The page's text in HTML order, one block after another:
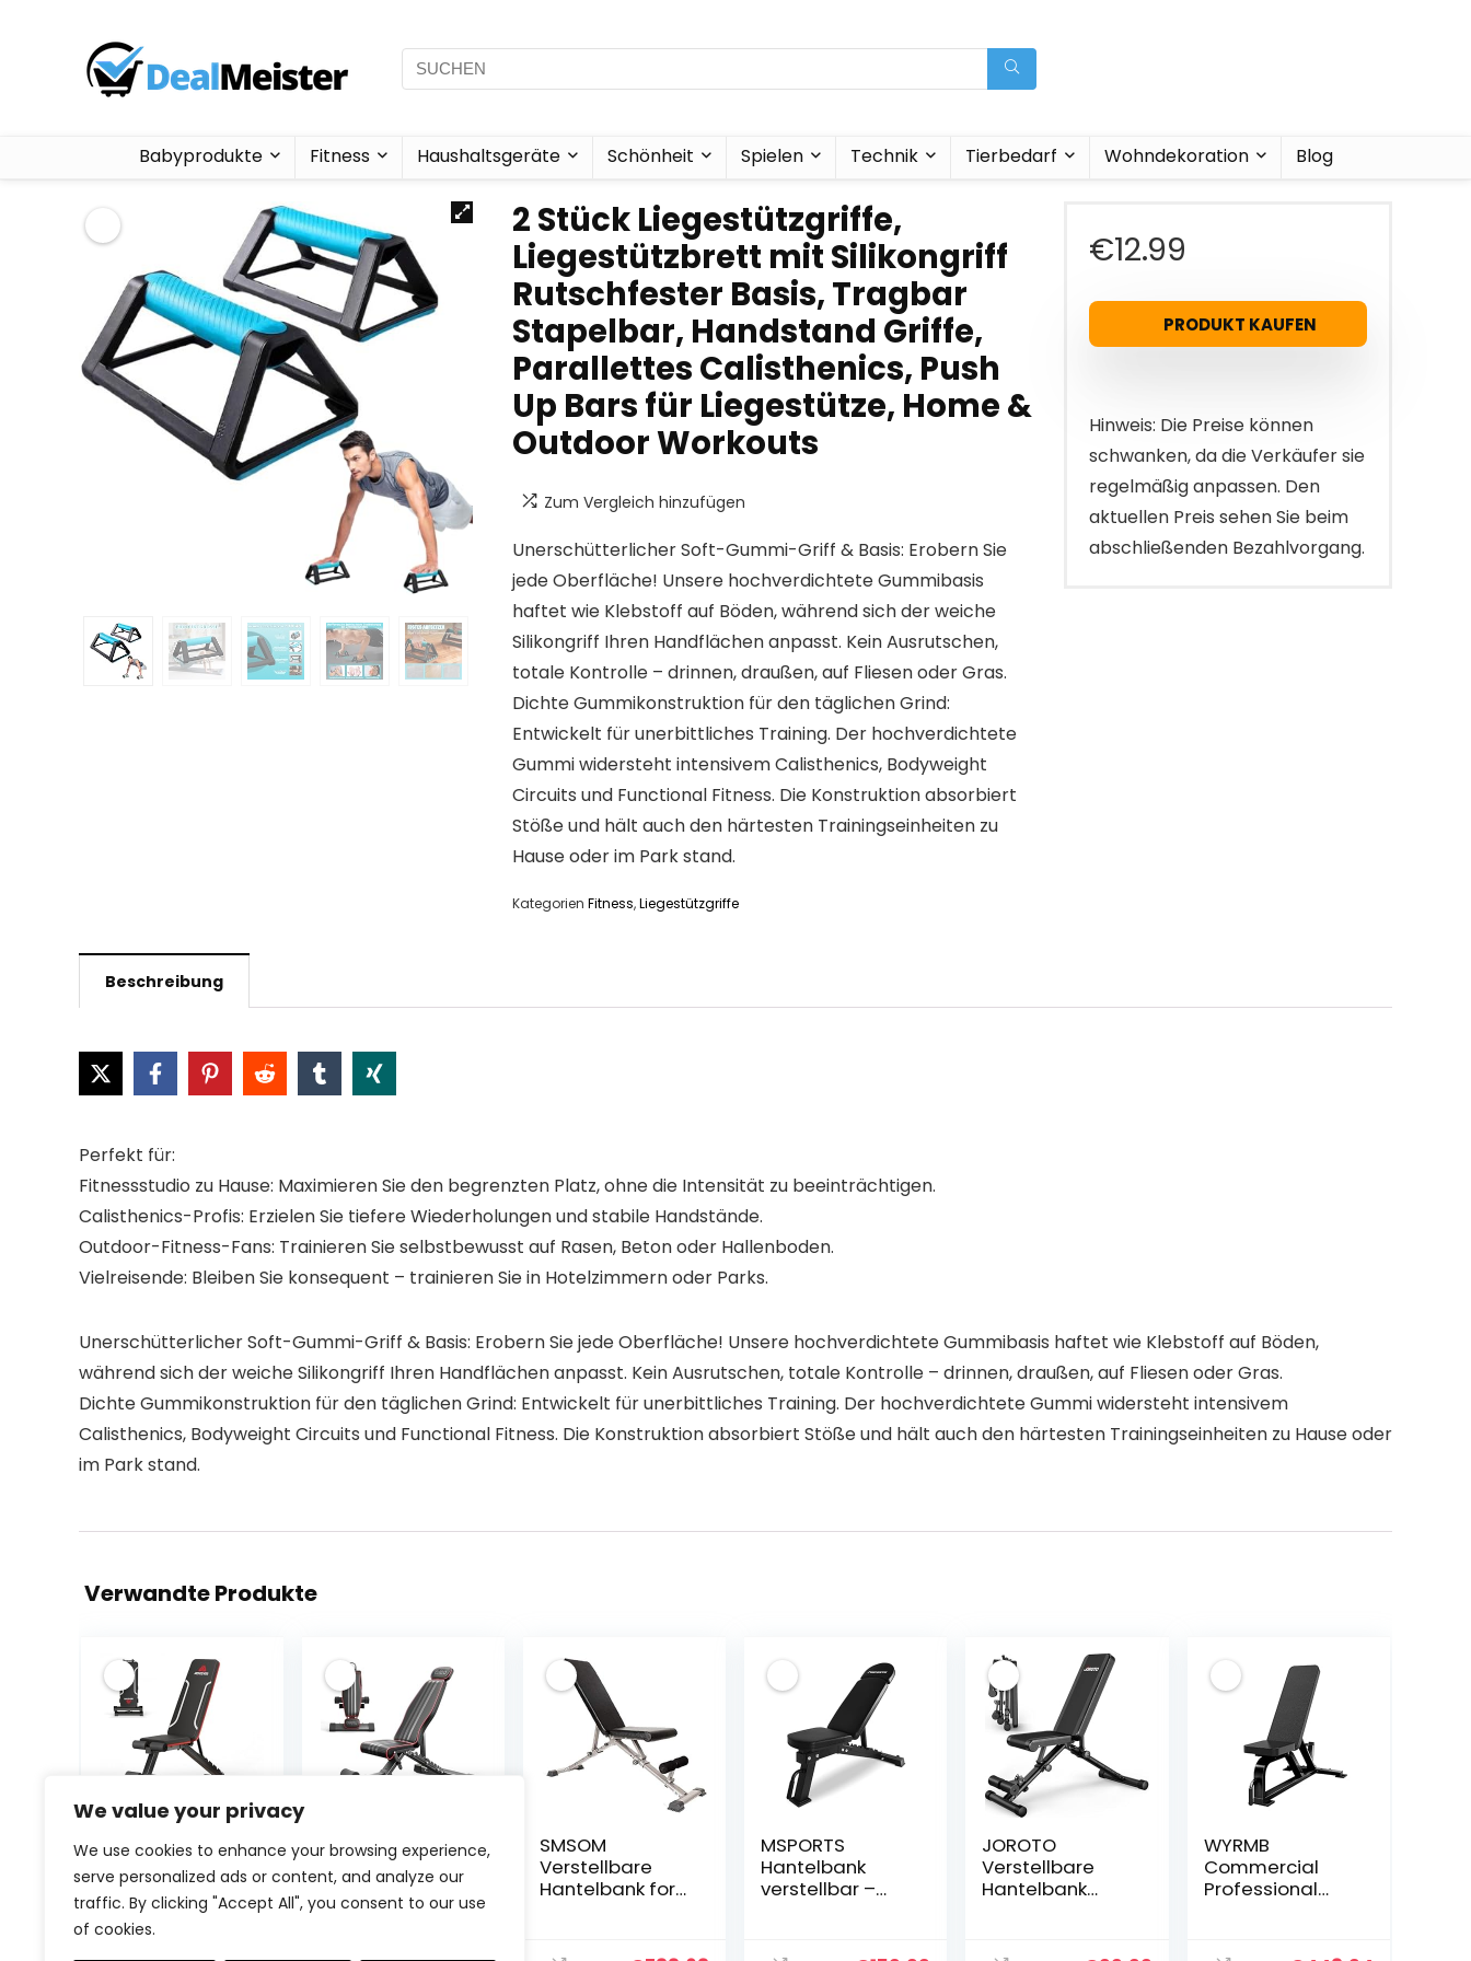
We value your privacy
We use cookies to enhance your browsing experience,
serve personalized ads or content, and analyze our
traffic. By clicking "Accept All", you consent to our use
of cookies.
Babyprodukte Fitness Haushaltsgeräte Schönheit Spielen Technik Tierbedarf Wohndekoration Blog
2 Stück Liegestützgriffe,
Liegestützbrett mit Silikongriff
Rutschfester Basis, Tragbar
Stapelbar, Handstand Griffe,
Parallettes Calisthenics, Push
Up Bars für Liegestütze, Home &
Outdoor Workouts
Zum Vergleich hinzufügen
Unerschütterlicher Soft-Gummi-Griff & Basis: Erobern Sie
jede Oberfläche! Unsere hochverdichtete Gummibasis
haftet wie Klebstoff auf Böden, während sich der weiche
Silikongriff Ihren Handflächen anpasst. Kein Ausrutschen,
totale Kontrolle – drinnen, draußen, auf Fliesen oder Gras.
Dichte Gummikonstruktion für den täglichen Grind:
Entwickelt für unerbittliches Training. Der hochverdichtete
Gummi widersteht intensivem Calisthenics, Bodyweight
Circuits und Functional Fitness. Die Konstruktion absorbiert
Stöße und hält auch den härtesten Trainingseinheiten zu
Hause oder im Park stand.
Kategorien Fitness,Liegestützgriffe
€12.99
PRODUKT KAUFEN
Hinweis: Die Preise können
schwanken, da die Verkäufer sie
regelmäßig anpassen. Den
aktuellen Preis sehen Sie beim
abschließenden Bezahlvorgang.
Beschreibung
Perfekt für:
Fitnessstudio zu Hause: Maximieren Sie den begrenzten Platz, ohne die Intensität zu beeinträchtigen.
Calisthenics-Profis: Erzielen Sie tiefere Wiederholungen und stabile Handstände.
Outdoor-Fitness-Fans: Trainieren Sie selbstbewusst auf Rasen, Beton oder Hallenboden.
Vielreisende: Bleiben Sie konsequent – trainieren Sie in Hotelzimmern oder Parks.
Unerschütterlicher Soft-Gummi-Griff & Basis: Erobern Sie jede Oberfläche! Unsere hochverdichtete Gummibasis haftet wie Klebstoff auf Böden,
während sich der weiche Silikongriff Ihren Handflächen anpasst. Kein Ausrutschen, totale Kontrolle – drinnen, draußen, auf Fliesen oder Gras.
Dichte Gummikonstruktion für den täglichen Grind: Entwickelt für unerbittliches Training. Der hochverdichtete Gummi widersteht intensivem
Calisthenics, Bodyweight Circuits und Functional Fitness. Die Konstruktion absorbiert Stöße und hält auch den härtesten Trainingseinheiten zu Hause oder
im Park stand.
Verwandte Produkte
Roygym
Klappbare
Hantelbank,
Multifunktion
Training Fitness
mit
YOLEO
Klappbare
Hantelbank
Multifunktion,
Hantelbank Set
SMSOM
Verstellbare
Hantelbank for
Bench Press,
MSPORTS
Hantelbank
verstellbar –
Studio und
JOROTO
Verstellbare
Hantelbank
Flach Einstellbar
WYRMB
Commercial
Professional
Fitness Chair